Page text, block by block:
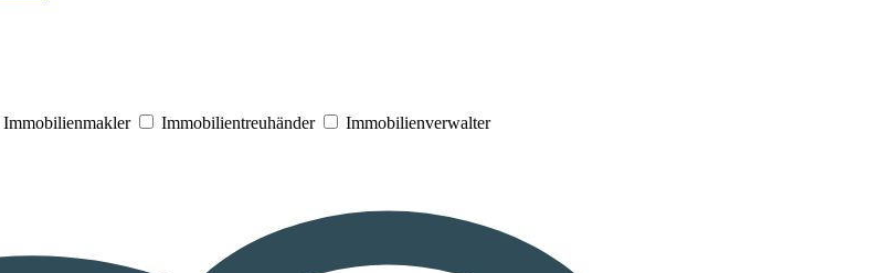
Immobilienmakler Immobilientreuhänder Immobilienverwalter